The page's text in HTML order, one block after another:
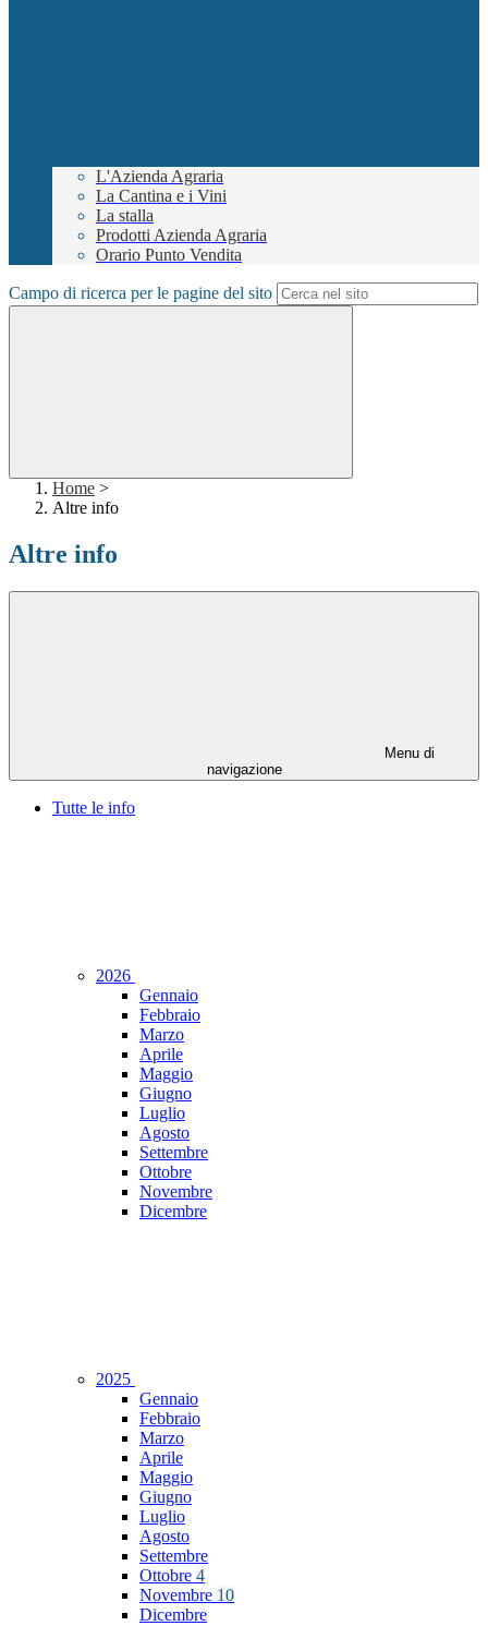
L'Azienda Agraria
La Cantina e i Vini
La stalla
Prodotti Azienda Agraria
Orario Punto Vendita
Campo di ricerca per le pagine del sito
Home >
Altre info
Altre info
Menu di
navigazione
Tutte le info
2026
Gennaio
Febbraio
Marzo
Aprile
Maggio
Giugno
Luglio
Agosto
Settembre
Ottobre
Novembre
Dicembre
2025
Gennaio
Febbraio
Marzo
Aprile
Maggio
Giugno
Luglio
Agosto
Settembre
Ottobre 4
Novembre 10
Dicembre